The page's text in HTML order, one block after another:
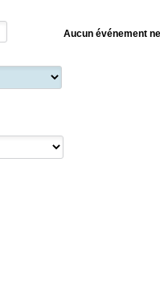
Aucun événement